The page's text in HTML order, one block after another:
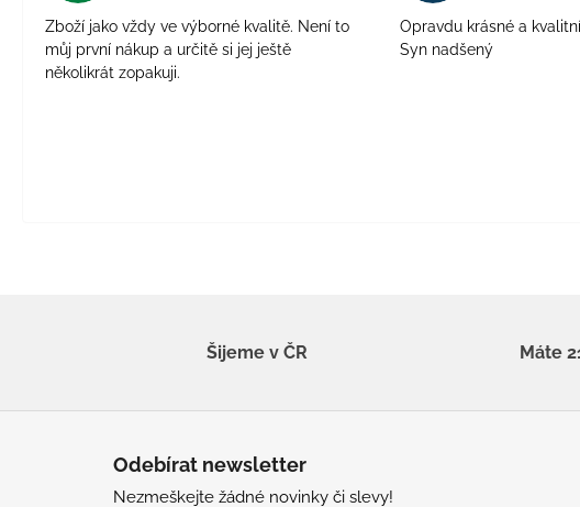
Zboží jako vždy ve výborné kvalitě. Není to
můj první nákup a určitě si jej ještě
několikrát zopakuji.
Opravdu krásné a
Syn nadšený
Šijeme v ČR Máte
Odebírat newsletter
Nezmeškejte žádné novinky či slevy!